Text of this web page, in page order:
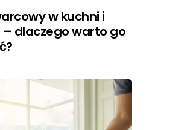
w kuchni i
– dlaczego warto go